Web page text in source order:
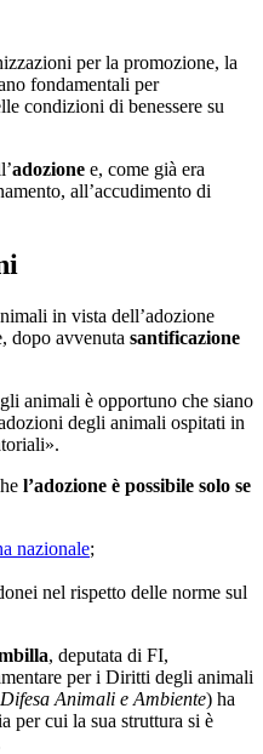
per la promozione, la
fondamentali per
condizioni di benessere su
adozione e, come già era
all’accudimento di
in vista dell’adozione
dopo avvenuta santificazione
animali è opportuno che siano
degli animali ospitati in
l’adozione è possibile solo se
nazionale;
nel rispetto delle norme sul
, deputata di FI,
per i Diritti degli animali
Animali e Ambiente) ha
per cui la sua struttura si è